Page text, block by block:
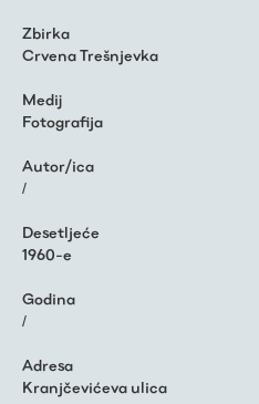
Zbirka
Crvena Trešnjevka
Medij
Fotografija
Autor/ica
/
Desetljeće
1960-e
Godina
/
Adresa
Kranjčevićeva ulica